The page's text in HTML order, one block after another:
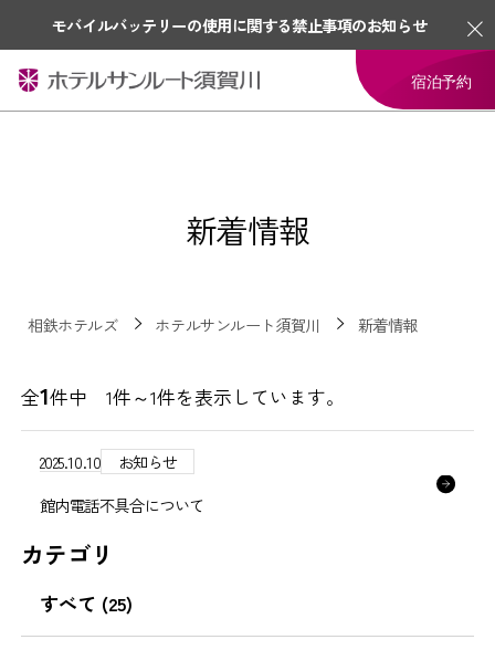
モバイルバッテリーの使用に関する禁止事項のお知らせ
宿泊予約
新着情報
相鉄ホテルズ ホテルサンルート須賀川 新着情報
全1件中 1件～1件を表示しています。
2025.10.10
お知らせ
館内電話不具合について
カテゴリ
すべて (25)